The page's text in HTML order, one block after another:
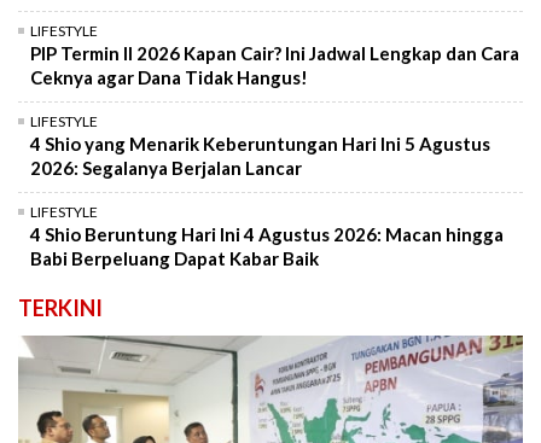
LIFESTYLE
PIP Termin II 2026 Kapan Cair? Ini Jadwal Lengkap dan Cara
Ceknya agar Dana Tidak Hangus!
LIFESTYLE
4 Shio yang Menarik Keberuntungan Hari Ini 5 Agustus
2026: Segalanya Berjalan Lancar
LIFESTYLE
4 Shio Beruntung Hari Ini 4 Agustus 2026: Macan hingga
Babi Berpeluang Dapat Kabar Baik
TERKINI